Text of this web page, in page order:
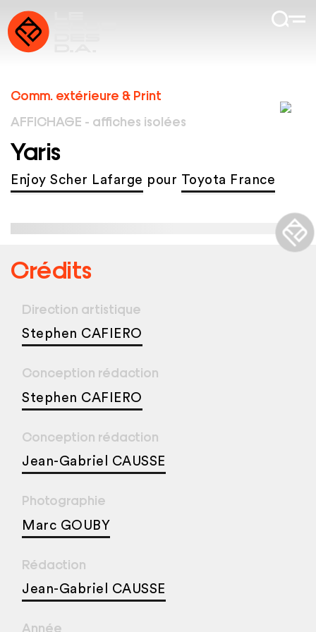
Comm. extérieure & Print
AFFICHAGE - affiches isolées
Yaris
Enjoy Scher Lafarge pour Toyota France
Crédits
Direction artistique
Stephen CAFIERO
Conception rédaction
Stephen CAFIERO
Conception rédaction
Jean-Gabriel CAUSSE
Photographie
Marc GOUBY
Rédaction
Jean-Gabriel CAUSSE
Année